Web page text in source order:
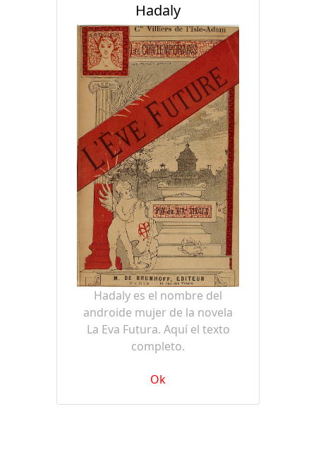
Hadaly
Hadaly es el nombre del
androide mujer de la novela
La Eva Futura. Aquí el texto
completo.
Ok